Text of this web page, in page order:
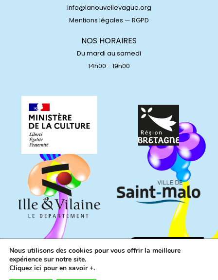
info@lanouvellevague.org
Mentions légales — RGPD
NOS HORAIRES
Du mardi au samedi
14h00 - 19h00
Nous utilisons des cookies pour vous offrir la meilleure
expérience sur notre site.
Cliquez ici pour en savoir +.